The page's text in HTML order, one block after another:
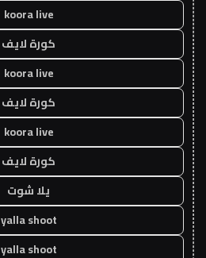
koora live
كورة لايف
koora live
كورة لايف
koora live
كورة لايف
يلا شوت
yalla shoot
yalla shoot